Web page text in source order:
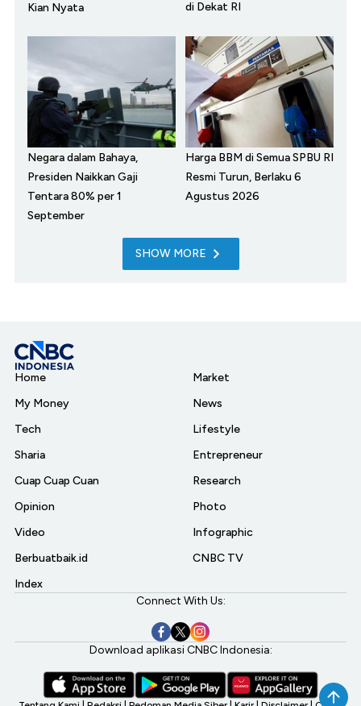
Kian Nyata
di Dekat RI
Negara dalam Bahaya,
Presiden Naikkan Gaji
Tentara 80% per 1
September
Harga BBM di Semua SPBU RI
Resmi Turun, Berlaku 6
Agustus 2026
SHOW MORE
Home
My Money
Tech
Sharia
Cuap Cuap Cuan
Opinion
Video
Berbuatbaik.id
Index
Market
News
Lifestyle
Entrepreneur
Research
Photo
Infographic
CNBC TV
Connect With Us:
Download aplikasi CNBC Indonesia: